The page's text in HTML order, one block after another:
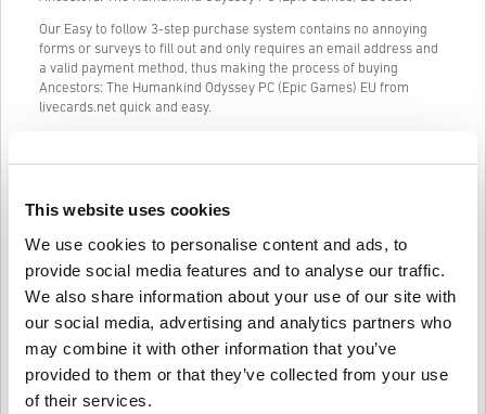
This website uses cookies
We use cookies to personalise content and ads, to
provide social media features and to analyse our traffic.
We also share information about your use of our site with
our social media, advertising and analytics partners who
may combine it with other information that you’ve
provided to them or that they’ve collected from your use
of their services.
Our Easy to follow 3-step purchase system contains no annoying
forms or surveys to fill out and only requires an email address and
a valid payment method, thus making the process of buying
Ancestors: The Humankind Odyssey PC (Epic Games) EU from
livecards.net quick and easy.
มาก:
ะถูกจัดส่งก่อนหรือในวันวางจำหน่ายที่
ระบุไว้ในขณะที่สินค้าในสต็อกจะถูกจัดส่งทันทีเพื่อรอการ
ตรวจสอบความปลอดภัย.
การซื้อที่ถือเป็นการใช้งานเชิงพาณิชย์จะไม่ได้รับการ
ยอมรับ.
คุณกำลังซื้อผลิตภัณฑ์ดิจิทัลเท่านั้น.
เขียนความคิดเห็น 4.3/5 10 รีวิว
Ines 23-08-2025